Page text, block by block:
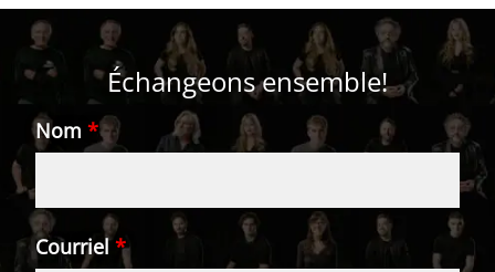
Échangeons ensemble!
Nom *
Courriel*